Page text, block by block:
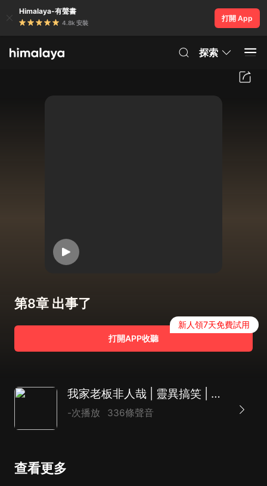
Himalaya-有聲書
4.8k 安裝
打開 App
探索
第8章 出事了
打開APP收聽
新人領7天免費試用
我家老板非人哉 | 靈異搞笑 | 開車吐槽 | AI多播
-次播放 336條聲音
查看更多